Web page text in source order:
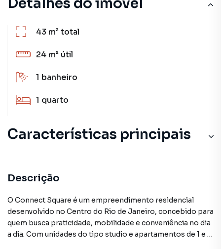
43 m²total
24 m² útil
1 banheiro
1 quarto
Características principais
Portaria 24h
Tomada para Carro Elétrico
Piscina
Descrição
O Connect Square é um empreendimento residencial
desenvolvido no Centro do Rio de Janeiro, concebido para
quem busca praticidade, mobilidade e conveniência no dia
a dia. Com unidades do tipo studio e apartamentos de 1 e 2